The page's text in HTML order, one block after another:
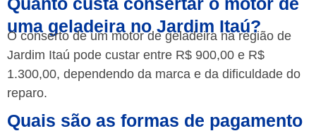
uma geladeira no Jardim Itaú?
O conserto de um motor de geladeira na região de
Jardim Itaú pode custar entre R$ 900,00 e R$
1.300,00, dependendo da marca e da dificuldade do
reparo.
Quais são as formas de pagamento